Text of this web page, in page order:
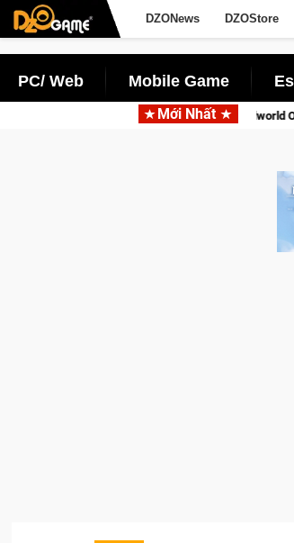
DZONews DZOStore
PC/ Web Mobile Game
Mới Nhất
động với tên gọi Palworld Online Gia